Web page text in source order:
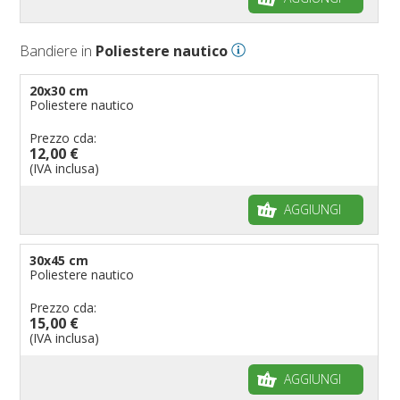
Bandiere per eventi religiosi
Bandiere per ambasciate
Bandiere per riserve naturali e parchi
Bandiere per musicisti
pennoni per bandiere
Bandiere in Poliestere nautico
20x30 cm
Poliestere nautico
Prezzo cda:
12,00 €
(IVA inclusa)
AGGIUNGI
30x45 cm
Poliestere nautico
Prezzo cda:
15,00 €
(IVA inclusa)
AGGIUNGI